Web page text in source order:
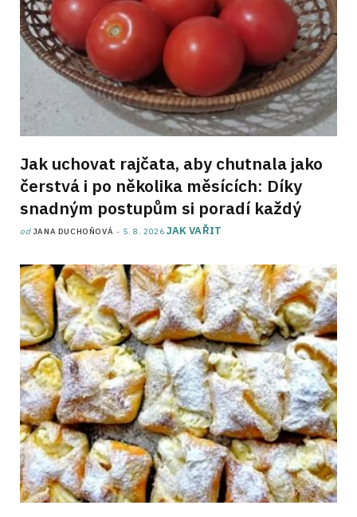
Jak uchovat rajčata, aby chutnala jako
čerstvá i po několika měsících: Díky
snadným postupům si poradí každý
od JANA DUCHOŇOVÁ 5. 8. 2026 JAK VAŘIT